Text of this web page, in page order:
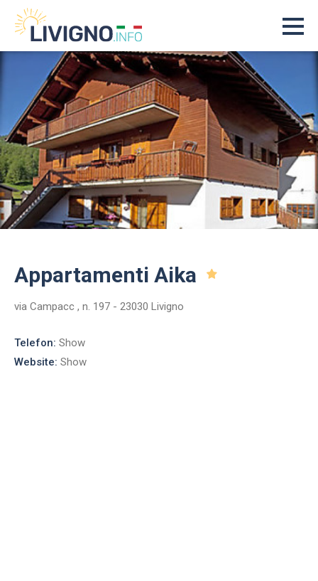
Appartamenti Aika
via Campacc , n. 197 - 23030 Livigno
Telefon: Show
Website: Show